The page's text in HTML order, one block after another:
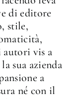
di editore
stile,
vis a
sua azienda
a
né con il